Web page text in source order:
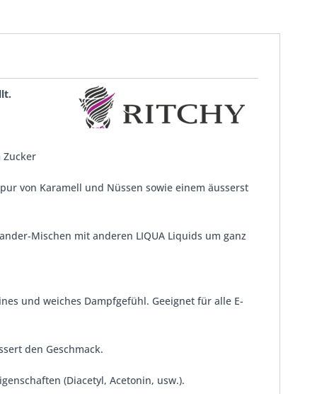
Zucker
von Karamell und Nüssen sowie einem äusserst
Mischen mit anderen LIQUA Liquids um ganz
und weiches Dampfgefühl. Geeignet für alle E-
den Geschmack.
(Diacetyl, Acetonin, usw.).